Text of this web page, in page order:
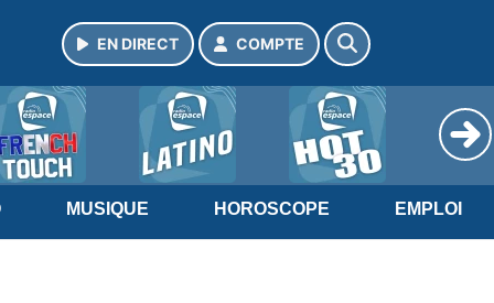
EN DIRECT COMPTE
MUSIQUE HOROSCOPE EMPLOI